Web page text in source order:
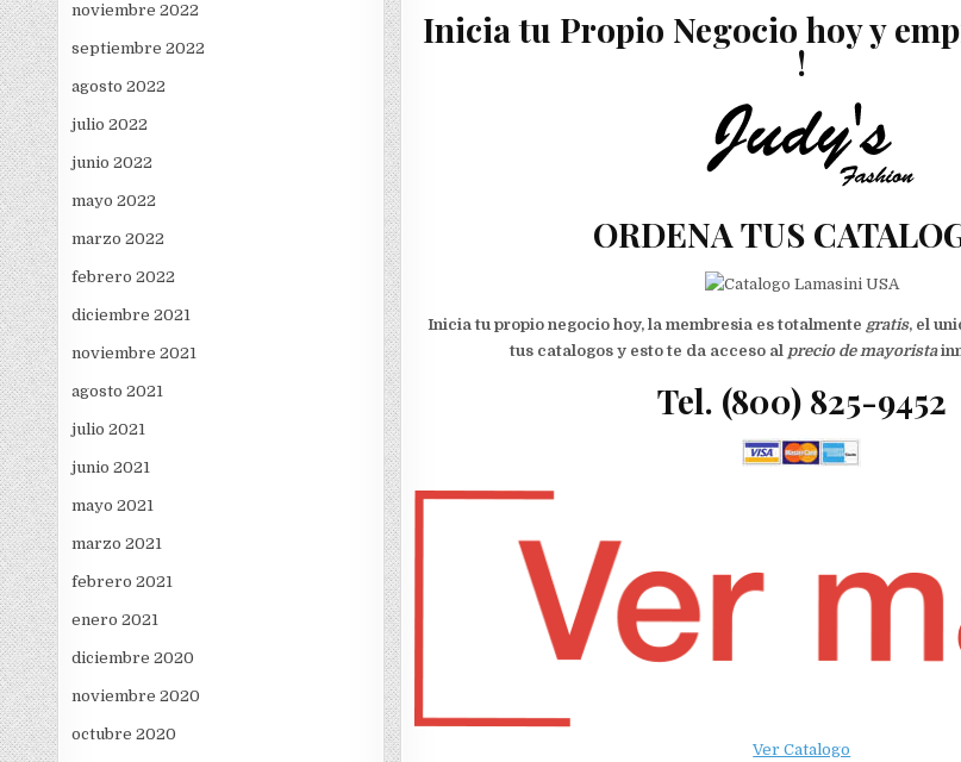
noviembre 2022
septiembre 2022
agosto 2022
julio 2022
junio 2022
mayo 2022
marzo 2022
febrero 2022
diciembre 2021
noviembre 2021
agosto 2021
julio 2021
junio 2021
mayo 2021
marzo 2021
febrero 2021
enero 2021
diciembre 2020
noviembre 2020
octubre 2020
Inicia tu Propio Negocio hoy y
!
ORDENA TUS
Inicia tu propio negocio hoy, la membresia es totalmente gratis, el
tus catalogos y esto te da acceso al precio de mayorista
Tel. (800) 825-9452
Ver Catalogo